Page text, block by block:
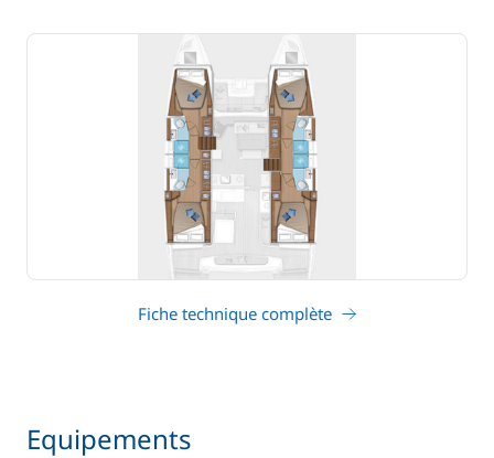
Fiche technique complète
Equipements